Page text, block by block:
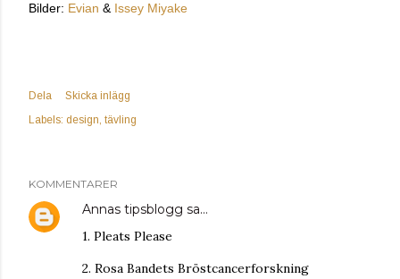
Bilder: Evian & Issey Miyake
Dela
Skicka inlägg
Labels: design tävling
KOMMENTARER
Annas tipsblogg sa…
1. Pleats Please
2. Rosa Bandets Bröstcancerforskning